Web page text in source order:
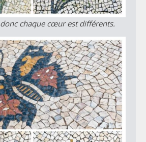
donc chaque cœur est différents.